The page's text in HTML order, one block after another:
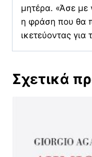
μητέρα. «Άσε με
η φράση που θα
ικετεύοντας
Σχετικά